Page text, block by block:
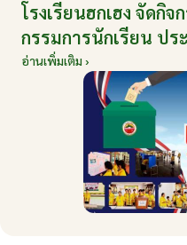
โรงเรียนฮกเฮง จัดกิ
กรรมการนักเรียน ปร
เสริมประชาธิปไตยใ
อ่านเพิ่มเติม ›